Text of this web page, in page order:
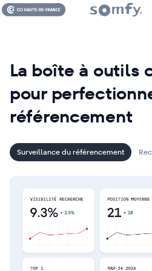
La boîte à outils
pour
référencement
Surveillance du référencement